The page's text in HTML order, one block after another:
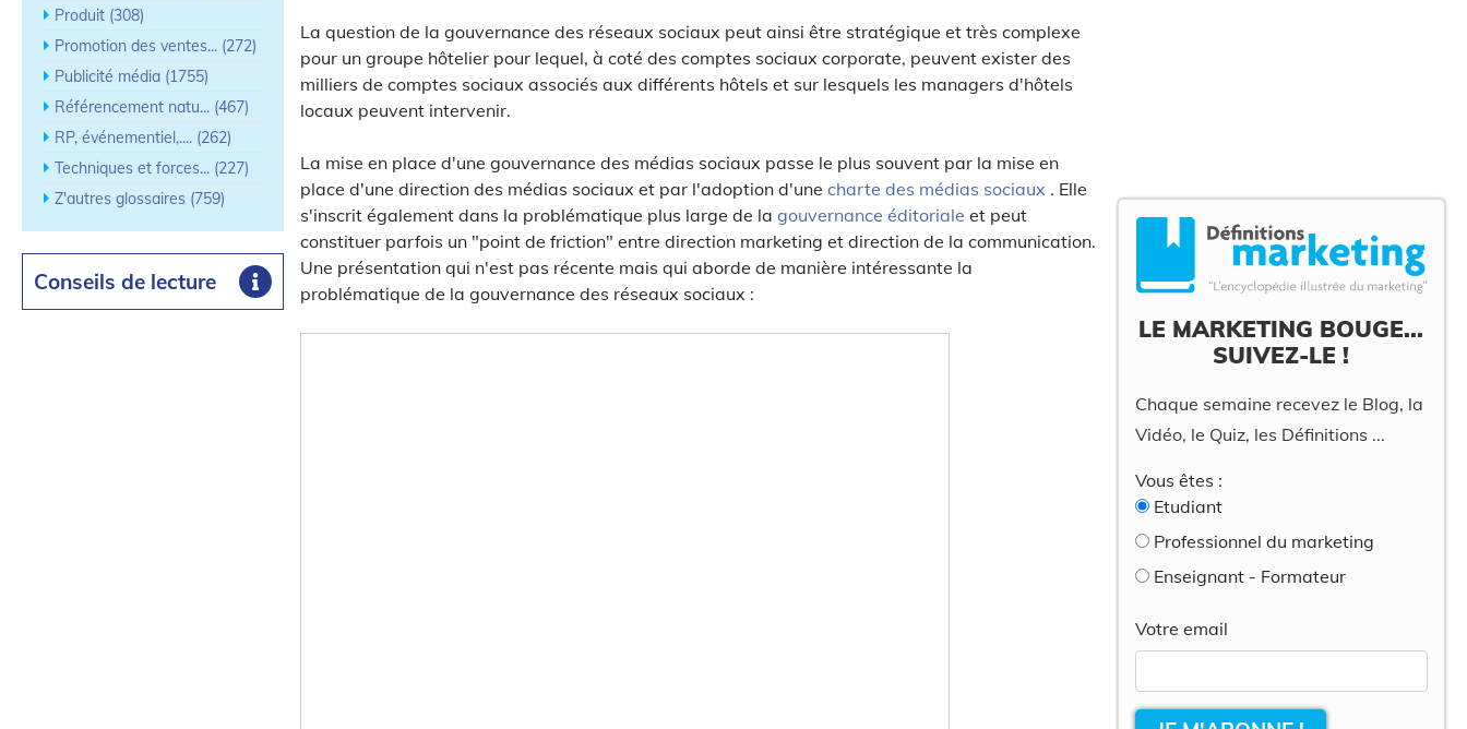
Produit (308)
Promotion des ventes... (272)
Publicité média (1755)
Référencement natu... (467)
RP, événementiel,.... (262)
Techniques et forces... (227)
Z'autres glossaires (759)
Conseils de lecture
La question de la gouvernance des réseaux sociaux peut ainsi être stratégique et très complexe
pour un groupe hôtelier pour lequel, à coté des comptes sociaux corporate, peuvent exister des
milliers de comptes sociaux associés aux différents hôtels et sur lesquels les managers d'hôtels
locaux peuvent intervenir.
La mise en place d'une gouvernance des médias sociaux passe le plus souvent par la mise en
place d'une direction des médias sociaux et par l'adoption d'une charte des médias sociaux . Elle
s'inscrit également dans la problématique plus large de la gouvernance éditoriale et peut
constituer parfois un "point de friction" entre direction marketing et direction de la communication.
Une présentation qui n'est pas récente mais qui aborde de manière intéressante la
problématique de la gouvernance des réseaux sociaux :
LE MARKETING BOUGE...
SUIVEZ-LE !
Chaque semaine recevez le Blog, la
Vidéo, le Quiz, les Définitions ...
Vous êtes :
Etudiant
Professionnel du marketing
Enseignant - Formateur
Votre email